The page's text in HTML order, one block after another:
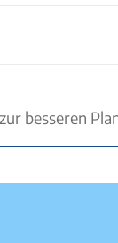
besseren